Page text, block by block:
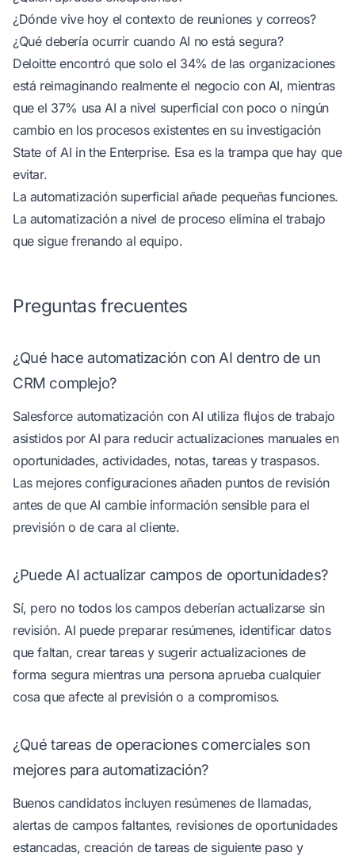
¿Dónde vive hoy el contexto de reuniones y correos?
¿Qué debería ocurrir cuando AI no está segura?
Deloitte encontró que solo el 34% de las organizaciones
está reimaginando realmente el negocio con AI, mientras
que el 37% usa AI a nivel superficial con poco o ningún
cambio en los procesos existentesen su investigación
State of AI in the Enterprise. Esa es la trampa que hay que
evitar.
La automatización superficial añade pequeñas funciones.
La automatización a nivel de proceso elimina el trabajo
que sigue frenando al equipo.
Preguntas frecuentes
¿Qué hace automatización con AI dentro de un
CRM complejo?
Salesforce automatización con AI utiliza flujos de trabajo
asistidos por AI para reducir actualizaciones manuales en
oportunidades, actividades, notas, tareas y traspasos.
Las mejores configuraciones añaden puntos de revisión
antes de que AI cambie información sensible para el
previsión o de cara al cliente.
¿Puede AI actualizar campos de oportunidades?
Sí, pero no todos los campos deberían actualizarse sin
revisión. AI puede preparar resúmenes, identificar datos
que faltan, crear tareas y sugerir actualizaciones de
forma segura mientras una persona aprueba cualquier
cosa que afecte al previsión o a compromisos.
¿Qué tareas de operaciones comerciales son
mejores para automatización?
Buenos candidatos incluyen resúmenes de llamadas,
alertas de campos faltantes, revisiones de oportunidades
estancadas, creación de tareas de siguiente paso y